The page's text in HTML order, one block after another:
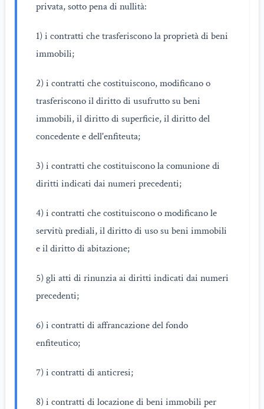
privata, sotto pena di nullità:
1) i contratti che trasferiscono la proprietà di beni
immobili;
2) i contratti che costituiscono, modificano o
trasferiscono il diritto di usufrutto su beni
immobili, il diritto di superficie, il diritto del
concedente e dell'enfiteuta;
3) i contratti che costituiscono la comunione di
diritti indicati dai numeri precedenti;
4) i contratti che costituiscono o modificano le
servitù prediali, il diritto di uso su beni immobili
e il diritto di abitazione;
5) gli atti di rinunzia ai diritti indicati dai numeri
precedenti;
6) i contratti di affrancazione del fondo
enfiteutico;
7) i contratti di anticresi;
8) i contratti di locazione di beni immobili per